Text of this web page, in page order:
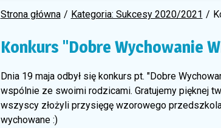
Strona główna Kategoria: Sukcesy 2020/2021
Konkurs "Dobre Wychowanie
Dnia 19 maja odbył się konkurs pt. "Dobre
wspólnie ze swoimi rodzicami. Gratujemy pięknej
wszyscy złożyli przysięgę wzorowego
wychowane :)